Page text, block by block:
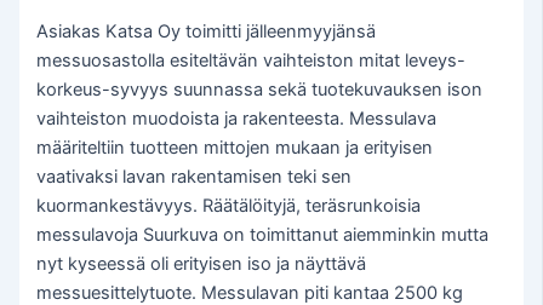
Asiakas Katsa Oy toimitti jälleenmyyjänsä
messuosastolla esiteltävän vaihteiston mitat leveys-
korkeus-syvyys suunnassa sekä tuotekuvauksen ison
vaihteiston muodoista ja rakenteesta. Messulava
määriteltiin tuotteen mittojen mukaan ja erityisen
vaativaksi lavan rakentamisen teki sen
kuormankestävyys. Räätälöityjä, teräsrunkoisia
messulavoja Suurkuva on toimittanut aiemminkin mutta
nyt kyseessä oli erityisen iso ja näyttävä
messuesittelytuote. Messulavan piti kantaa 2500 kg